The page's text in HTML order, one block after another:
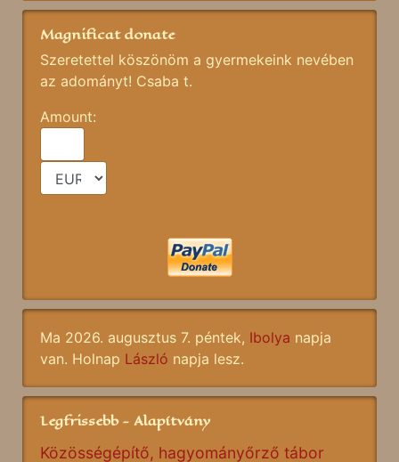
Magnificat donate
Szeretettel köszönöm a gyermekeink nevében
az adományt! Csaba t.
Amount:
Ma 2026. augusztus 7. péntek, Ibolya napja
van. Holnap László napja lesz.
Legfrissebb - Alapítvány
Közösségépítő, hagyományőrző tábor